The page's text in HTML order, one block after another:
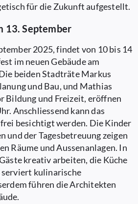
für die Zukunft aufgestellt.
13. September
2025, findet von 10 bis 14
im neuen Gebäude am
beiden Stadträte Markus
und Bau, und Mathias
Bildung und Freizeit, eröffnen
Anschliessend kann das
besichtigt werden. Die Kinder
und der Tagesbetreuung zeigen
Räume und Aussenanlagen. In
kreativ arbeiten, die Küche
serviert kulinarische
führen die Architekten